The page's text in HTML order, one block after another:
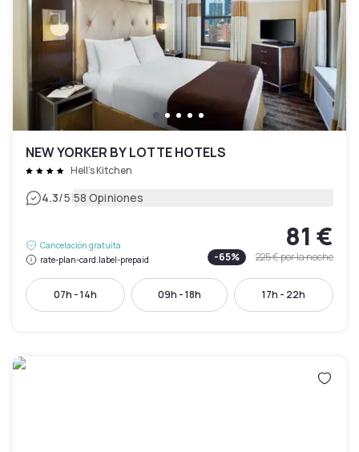
NEW YORKER BY LOTTE HOTELS
Hell's Kitchen
4.3/5|58 Opiniones
Cancelación gratuita
rate-plan-card.label-prepaid
81 €
-65% 225 €por la noche
07h - 14h 09h - 18h 17h - 22h